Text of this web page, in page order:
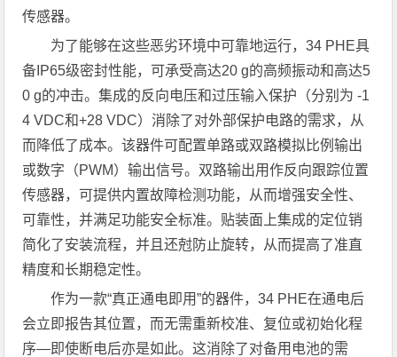
传感器。
为了能够在这些恶劣环境中可靠地运行，34 PHE具
备IP65级密封性能，可承受高达20 g的高频振动和高达5
0 g的冲击。集成的反向电压和过压输入保护（分别为 -1
4 VDC和+28 VDC）消除了对外部保护电路的需求，从
而降低了成本。该器件可配置单路或双路模拟比例输出
或数字（PWM）输出信号。双路输出用作反向跟踪位置
传感器，可提供内置故障检测功能，从而增强安全性、
可靠性，并满足功能安全标准。贴装面上集成的定位销
简化了安装流程，并且还尅防止旋转，从而提高了准直
精度和长期稳定性。
作为一款“真正通电即用”的器件，34 PHE在通电后
会立即报告其位置，而无需重新校准、复位或初始化程
序—即使断电后亦是如此。这消除了对备用电池的需